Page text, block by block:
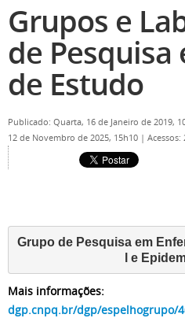
Grupos e
de Pesquisa
de Estudo
Publicado: Quarta, 16 de Janeiro de 2019,
12 de Novembro de 2025, 15h10 | Acessos:
Grupo de Pesquisa em
l e
Mais informações:
dgp.cnpq.br/dgp/espelhogrupo/